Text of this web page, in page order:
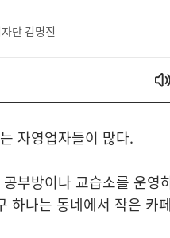
단 김명진
자영업자들이 많다.
부방이나 교습소를 운영
하나는 동네에서 작은 카